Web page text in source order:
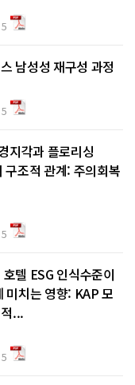
남성성 재구성 과정
지각과 플로리싱
조적 관계: 주의회복
텔 ESG 인식수준이
미치는 영향: KAP 모
...